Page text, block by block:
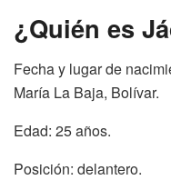
¿Quién es
Fecha y lugar de
María La Baja, Bolívar.
Edad: 25 años.
Posición: delantero.